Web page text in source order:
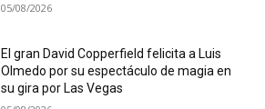
05/08/2026
El gran David Copperfield felicita a Luis
Olmedo por su espectáculo de magia en
su gira por Las Vegas